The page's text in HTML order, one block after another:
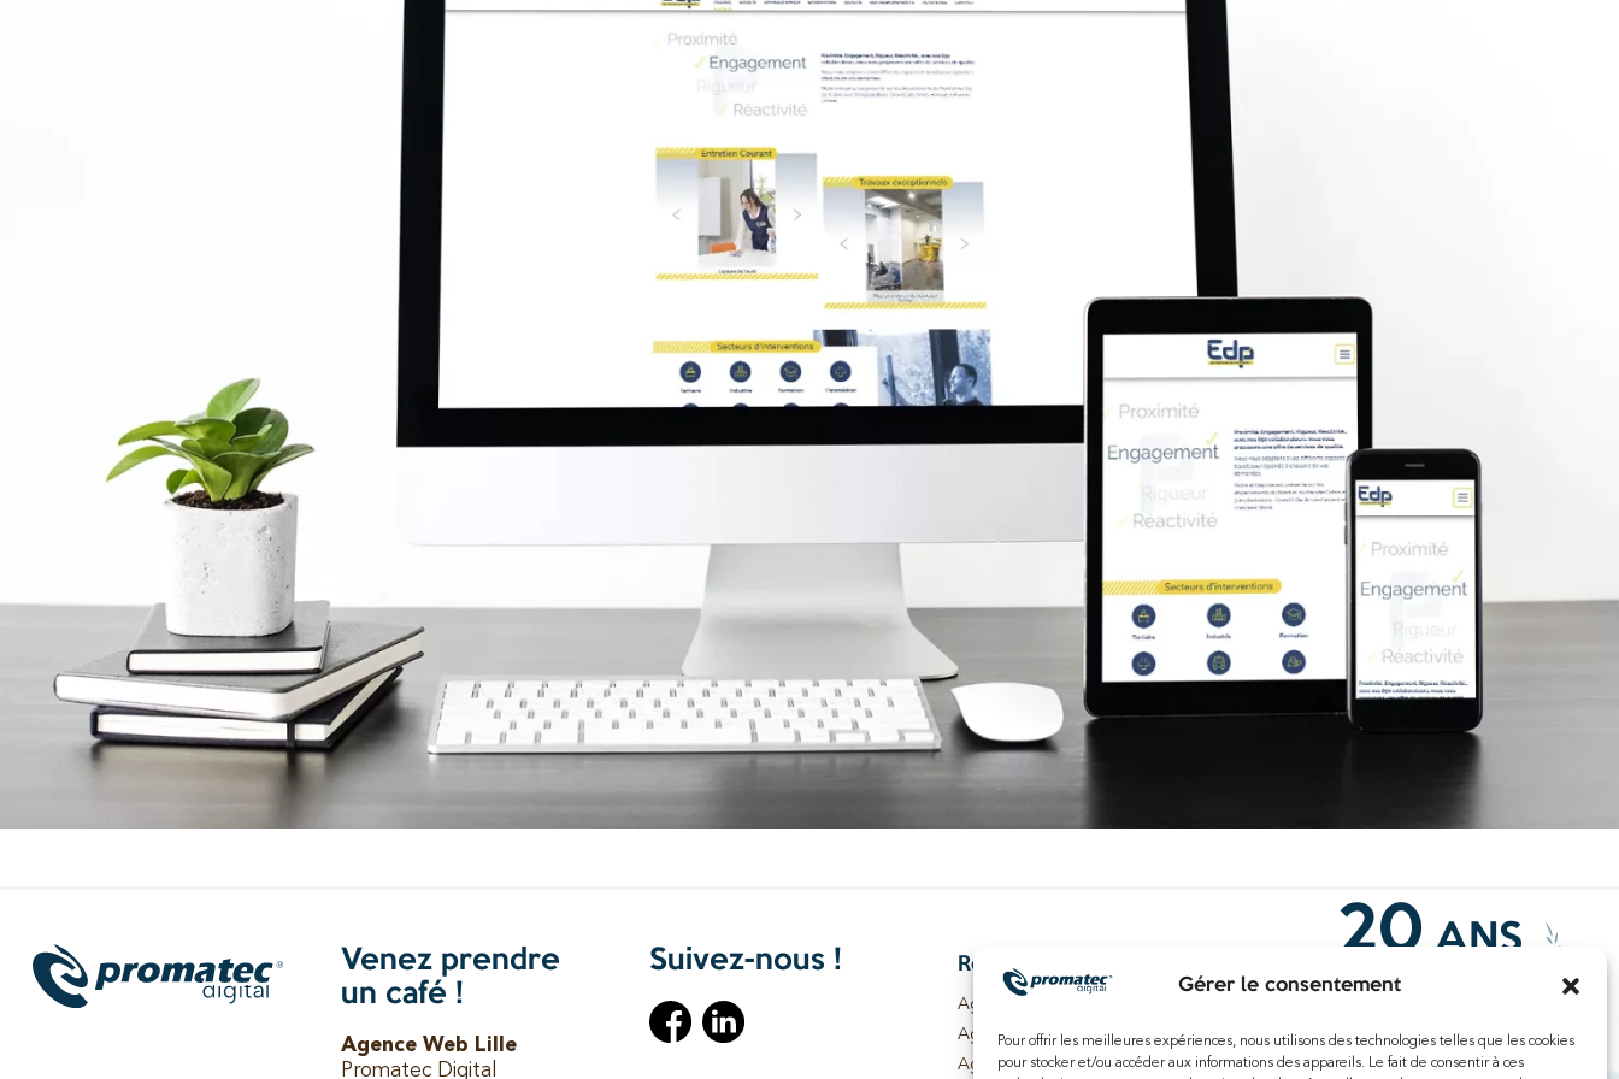
Gérer le consentement
Pour offrir les meilleures expériences, nous utilisons des technologies telles que les cookies
pour stocker et/ou accéder aux informations des appareils. Le fait de consentir à ces
Venez prendre
un café !
Agence Web Lille
Promatec Digital
Suivez-nous ! Recherches fréquentes
Agence WordPress Lille
Agence WordPress Tourcoing
Agence WordPress Roubaix
20 ANS
D'EXPÉRIENCES